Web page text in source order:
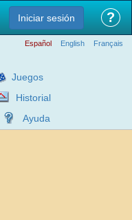
Iniciar sesión ?
Español English Français
Juegos
Historial
Ayuda